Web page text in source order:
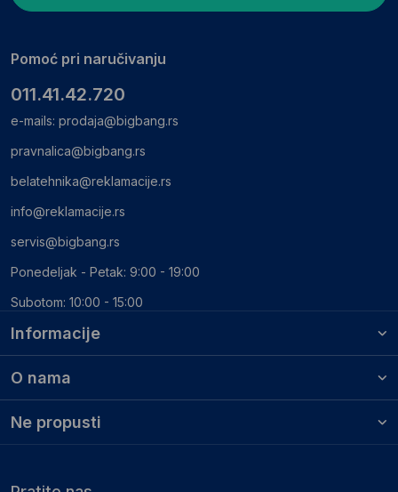
Informacije
O nama
Ne propusti
Pomoć pri naručivanju
011.41.42.720
e-mails: prodaja@bigbang.rs
pravnalica@bigbang.rs
belatehnika@reklamacije.rs
info@reklamacije.rs
servis@bigbang.rs
Ponedeljak - Petak: 9:00 - 19:00
Subotom: 10:00 - 15:00